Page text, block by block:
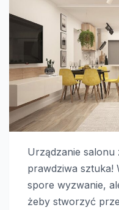
Urządzanie
prawdziwa sztuka!
spore wyzwanie,
żeby stworzyć